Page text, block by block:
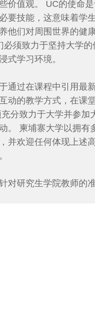
价值观。 UC的使命
要技能，这意味着学
他们对周围世界的健
须致力于坚持大学
式学习环境。
通过在课程中引用最
动的教学方式，在课
分致力于大学并参加
。 柬埔寨大学以拥有
并欢迎任何体现上述
对研究生学院教师的